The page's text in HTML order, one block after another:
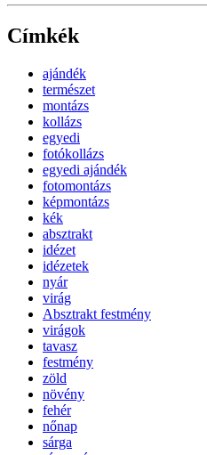
Címkék
ajándék
természet
montázs
kollázs
egyedi
fotókollázs
egyedi ajándék
fotomontázs
képmontázs
kék
absztrakt
idézet
idézetek
nyár
virág
Absztrakt festmény
virágok
tavasz
festmény
zöld
növény
fehér
nőnap
sárga